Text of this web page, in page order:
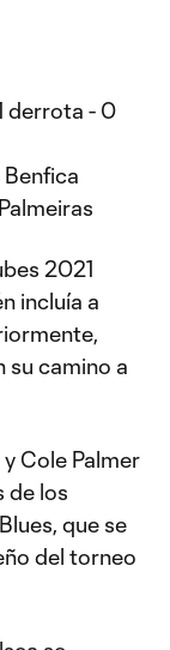
derrota - 0
Benfica
2021
incluía a
su camino a
Cole Palmer
de los
que se
del torneo